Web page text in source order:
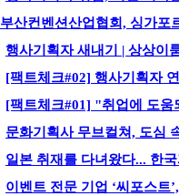
부산컨벤션산업협회, 싱가포
행사기획자 새내기 | 상상이
[팩트체크#02] 행사기획자
[팩트체크#01] "취업에 도움
문화기획사 무브컬쳐, 도심
일본 취재를 다녀왔다... 한
이벤트 전문 기업 ‘씨포스트